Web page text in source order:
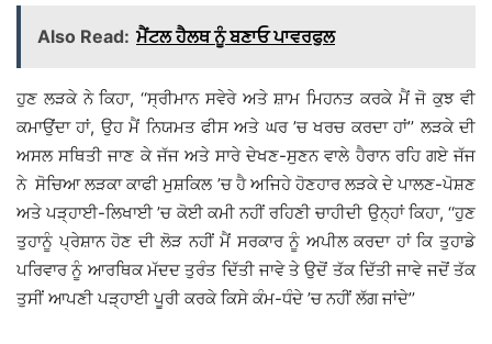
Also Read: ਮੈਂਟਲ ਹੈਲਥ ਨੂੰ ਬਣਾਓ ਪਾਵਰਫੁਲ
ਹੁਣ ਲੜਕੇ ਨੇ ਕਿਹਾ, ‘‘ਸ੍ਰੀਮਾਨ ਸਵੇਰੇ ਅਤੇ ਸ਼ਾਮ ਮਿਹਨਤ ਕਰਕੇ ਮੈਂ ਜੋ ਕੁਝ ਵੀ
ਕਮਾਉਂਦਾ ਹਾਂ, ਉਹ ਮੈਂ ਨਿਯਮਤ ਫੀਸ ਅਤੇ ਘਰ ’ਚ ਖਰਚ ਕਰਦਾ ਹਾਂ’’ ਲੜਕੇ ਦੀ
ਅਸਲ ਸਥਿਤੀ ਜਾਣ ਕੇ ਜੱਜ ਅਤੇ ਸਾਰੇ ਦੇਖਣ-ਸੁਣਨ ਵਾਲੇ ਹੈਰਾਨ ਰਹਿ ਗਏ ਜੱਜ
ਨੇ ਸੋਚਿਆ ਲੜਕਾ ਕਾਫੀ ਮੁਸ਼ਕਿਲ ’ਚ ਹੈ ਅਜਿਹੇ ਹੋਣਹਾਰ ਲੜਕੇ ਦੇ ਪਾਲਣ-ਪੋਸ਼ਣ
ਅਤੇ ਪੜ੍ਹਾਈ-ਲਿਖਾਈ ’ਚ ਕੋਈ ਕਮੀ ਨਹੀਂ ਰਹਿਣੀ ਚਾਹੀਦੀ ਉਨ੍ਹਾਂ ਕਿਹਾ, ‘‘ਹੁਣ
ਤੁਹਾਨੂੰ ਪ੍ਰੇਸ਼ਾਨ ਹੋਣ ਦੀ ਲੋੜ ਨਹੀਂ ਮੈਂ ਸਰਕਾਰ ਨੂੰ ਅਪੀਲ ਕਰਦਾ ਹਾਂ ਕਿ ਤੁਹਾਡੇ
ਪਰਿਵਾਰ ਨੂੰ ਆਰਥਿਕ ਮੱਦਦ ਤੁਰੰਤ ਦਿੱਤੀ ਜਾਵੇ ਤੇ ਉਦੋਂ ਤੱਕ ਦਿੱਤੀ ਜਾਵੇ ਜਦੋਂ ਤੱਕ
ਤੁਸੀਂ ਆਪਣੀ ਪੜ੍ਹਾਈ ਪੂਰੀ ਕਰਕੇ ਕਿਸੇ ਕੰਮ-ਧੰਦੇ ’ਚ ਨਹੀਂ ਲੱਗ ਜਾਂਦੇ’’